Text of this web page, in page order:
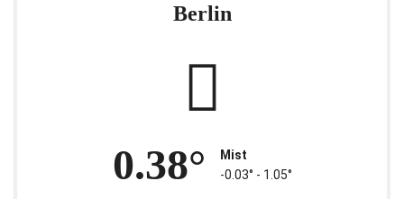
Berlin
0.38°
Mist
-0.03° ‐ 1.05°